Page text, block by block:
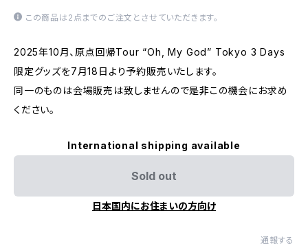
この商品は2点までのご注文とさせていただきます。
2025年10月、原点回帰Tour “Oh, My God” Tokyo 3 Days
限定グッズを7月18日より予約販売いたします。
同一のものは会場販売は致しませんので是非この機会にお求め
ください。
International shipping available
Sold out
日本国内にお住まいの方向け
通報する